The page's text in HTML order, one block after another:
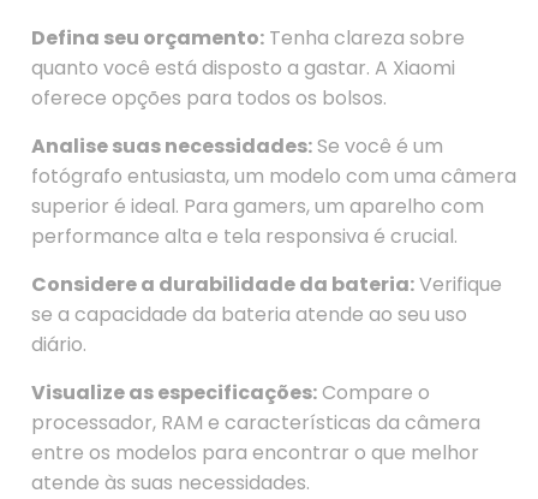
Defina seu orçamento: Tenha clareza sobre
quanto você está disposto a gastar. A Xiaomi
oferece opções para todos os bolsos.
Analise suas necessidades:Se você é um
fotógrafo entusiasta, um modelo com uma câmera
superior é ideal. Para gamers, um aparelho com
performance alta e tela responsiva é crucial.
Considere a durabilidade da bateria:Verifique
se a capacidade da bateria atende ao seu uso
diário.
Visualize as especificações:Compare o
processador, RAM e características da câmera
entre os modelos para encontrar o que melhor
atende às suas necessidades.